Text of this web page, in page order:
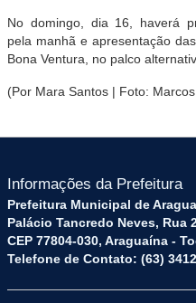
No domingo, dia 16, haverá
pela manhã e apresentação
Bona Ventura, no palco
(Por Mara Santos | Foto:
Informações da Prefeitura
Prefeitura Municipal de
Palácio Tancredo Neves, Rua
CEP 77804-030, Araguaína -
Telefone de Contato: (63)